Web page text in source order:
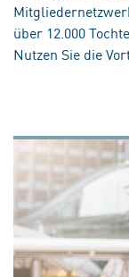
über 12.000
Nutzen Sie die